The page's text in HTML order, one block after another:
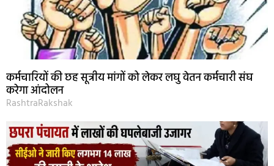
कर्मचारियों की छह सूत्रीय मांगों को लेकर लघु वेतन कर्मचारी संघ
करेगा आंदोलन
RashtraRakshak